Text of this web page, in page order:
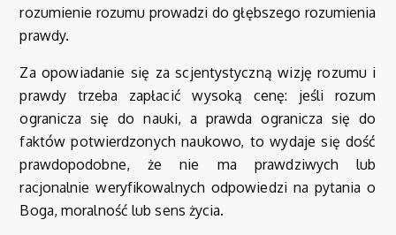
rozumienie rozumu prowadzi do głębszego rozumienia
prawdy.
Za opowiadanie się za scjentystyczną wizję rozumu i
prawdy trzeba zapłacić wysoką cenę: jeśli rozum
ogranicza się do nauki, a prawda ogranicza się do
faktów potwierdzonych naukowo, to wydaje się dość
prawdopodobne, że nie ma prawdziwych lub
racjonalnie weryfikowalnych odpowiedzi na pytania o
Boga, moralność lub sens życia.